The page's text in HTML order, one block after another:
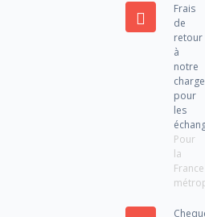
Frais
de
retour
à
notre
charge
pour
les
Pour
la
France